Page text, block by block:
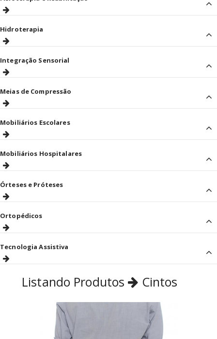
Hidroterapia
Integração Sensorial
Meias de Compressão
Mobiliários Escolares
Mobiliários Hospitalares
Órteses e Próteses
Ortopédicos
Tecnologia Assistiva
Listando Produtos Cintos